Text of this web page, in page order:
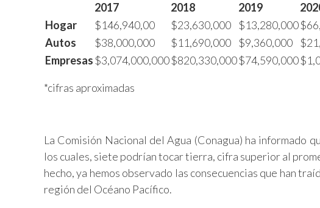
2017
2018 2019
Hogar
$146,940,00 $23,630,000 $13,280,000
Autos
$38,000,000 $11,690,000 $9,360,000
Empresas$3,074,000,000$820,330,000$74,590,000
*cifras aproximadas
La Comisión Nacional del Agua (Conagua) ha
los cuales, siete podrían tocar tierra, cifra superior al
hecho, ya hemos observado las consecuencias que han
región del Océano Pacífico.